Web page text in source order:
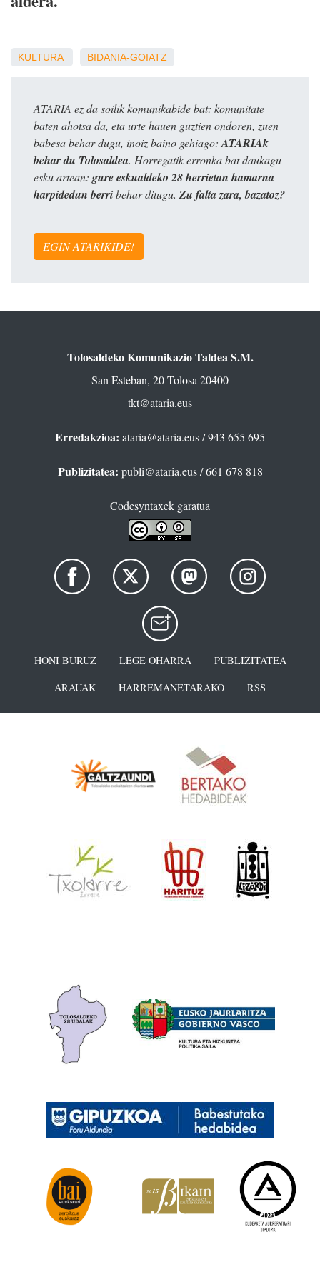
KULTURA BIDANIA-GOIATZ
ATARIA ez da soilik komunikabide bat: komunitate
baten ahotsa da, eta urte hauen guztien ondoren, zuen
babesa behar dugu, inoiz baino gehiago: ATARIAk
behar du Tolosaldea. Horregatik erronka bat daukagu
esku artean: gure eskualdeko 28 herrietan hamarna
harpidedun berribehar ditugu. Zu falta zara, bazatoz?
EGIN ATARIKIDE!
Tolosaldeko Komunikazio Taldea S.M.
San Esteban, 20 Tolosa 20400
tkt@ataria.eus
Erredakzioa: ataria@ataria.eus/ 943 655 695
Publizitatea: publi@ataria.eus/ 661 678 818
Codesyntaxek garatua
HONI BURUZ LEGE OHARRA
PUBLIZITATEA
ARAUAK
HARREMANETARAKO RSS